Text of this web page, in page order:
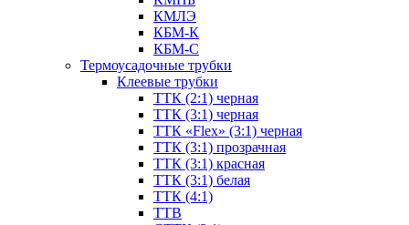
КМЛЭ
КБМ-К
КБМ-С
Термоусадочные трубки
Клеевые трубки
ТТК (2:1) черная
ТТК (3:1) черная
ТТК «Flex» (3:1) черная
ТТК (3:1) прозрачная
ТТК (3:1) красная
ТТК (3:1) белая
ТТК (4:1)
ТТВ